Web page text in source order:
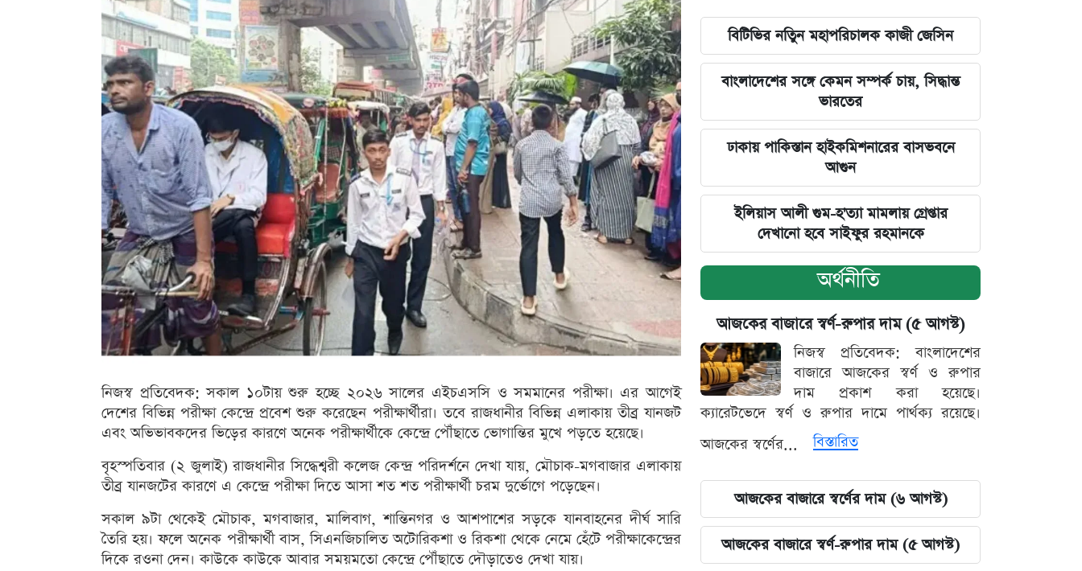
নিজস্ব প্রতিবেদক: সকাল ১০টায় শুরু হচ্ছে ২০২৬ সালের এইচএসসি ও সমমানের পরীক্ষা। এর আগেই
দেশের বিভিন্ন পরীক্ষা কেন্দ্রে প্রবেশ শুরু করেছেন পরীক্ষার্থীরা। তবে রাজধানীর বিভিন্ন এলাকায় তীব্র যানজট
এবং অভিভাবকদের ভিড়ের কারণে অনেক পরীক্ষার্থীকে কেন্দ্রে পৌঁছাতে ভোগান্তির মুখে পড়তে হয়েছে।
বৃহস্পতিবার (২ জুলাই) রাজধানীর সিদ্ধেশ্বরী কলেজ কেন্দ্র পরিদর্শনে দেখা যায়, মৌচাক-মগবাজার এলাকায়
তীব্র যানজটের কারণে এ কেন্দ্রে পরীক্ষা দিতে আসা শত শত পরীক্ষার্থী চরম দুর্ভোগে পড়েছেন।
সকাল ৯টা থেকেই মৌচাক, মগবাজার, মালিবাগ, শান্তিনগর ও আশপাশের সড়কে যানবাহনের দীর্ঘ সারি
তৈরি হয়। ফলে অনেক পরীক্ষার্থী বাস, সিএনজিচালিত অটোরিকশা ও রিকশা থেকে নেমে হেঁটে পরীক্ষাকেন্দ্রের
দিকে রওনা দেন। কাউকে কাউকে আবার সময়মতো কেন্দ্রে পৌঁছাতে দৌড়াতেও দেখা যায়।
বিটিভির নতিুন মহাপরিচালক কাজী জেসিন
বাংলাদেশের সঙ্গে কেমন সম্পর্ক চায়, সিদ্ধান্ত
ভারতের
ঢাকায় পাকিস্তান হাইকমিশনারের বাসভবনে
আগুন
ইলিয়াস আলী গুম-হ'ত্যা মামলায় গ্রেপ্তার
দেখানো হবে সাইফুর রহমানকে
অর্থনীতি
আজকের বাজারে স্বর্ণ-রুপার দাম (৫ আগস্ট)
নিজস্ব প্রতিবেদক: বাংলাদেশের
বাজারে আজকের স্বর্ণ ও রুপার
দাম প্রকাশ করা হয়েছে।
ক্যারেটভেদে স্বর্ণ ও রুপার দামে পার্থক্য রয়েছে।
আজকের স্বর্ণের...
বিস্তারিত
আজকের বাজারে স্বর্ণের দাম (৬ আগস্ট)
আজকের বাজারে স্বর্ণ-রুপার দাম (৫ আগস্ট)